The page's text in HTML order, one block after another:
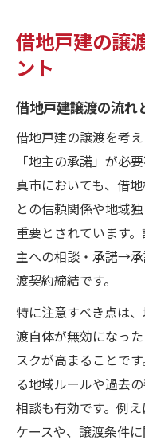
門真市で
借地権譲渡
門真市で
借地戸建
承諾料交渉を
借地戸建
地主の承
借地戸建
借地戸建
借地戸建売却
借地戸建
借地権譲
借地借家
借地戸建の譲
ント
借地戸建譲渡の流れ
借地戸建の譲渡を考
「地主の承諾」が必
真市においても、借
との信頼関係や地域
重要とされています
主への相談・承諾→
渡契約締結です。
特に注意すべき点は
渡自体が無効になっ
スクが高まることで
る地域ルールや過去
相談も有効です。例
ケースや、譲渡条件